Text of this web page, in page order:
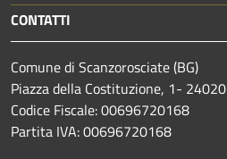
CONTATTI
Comune di Scanzorosciate (BG)
Piazza della Costituzione, 1- 24020
Codice Fiscale: 00696720168
Partita IVA: 00696720168